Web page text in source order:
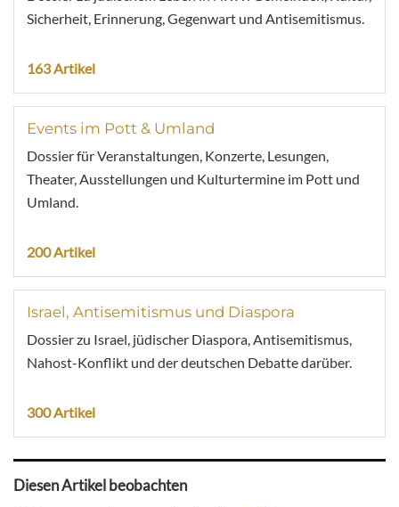
Sicherheit, Erinnerung, Gegenwart und Antisemitismus.
163 Artikel
Events im Pott & Umland
Dossier für Veranstaltungen, Konzerte, Lesungen,
Theater, Ausstellungen und Kulturtermine im Pott und
Umland.
200 Artikel
Israel, Antisemitismus und Diaspora
Dossier zu Israel, jüdischer Diaspora, Antisemitismus,
Nahost-Konflikt und der deutschen Debatte darüber.
300 Artikel
Diesen Artikel beobachten